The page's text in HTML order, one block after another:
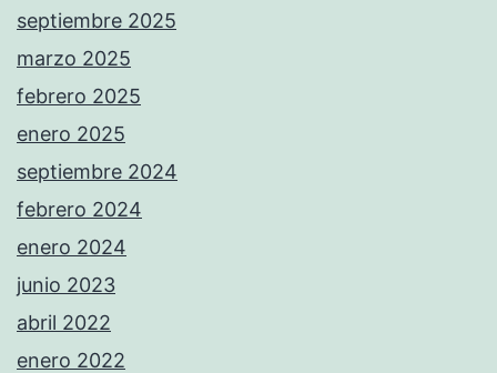
septiembre 2025
marzo 2025
febrero 2025
enero 2025
septiembre 2024
febrero 2024
enero 2024
junio 2023
abril 2022
enero 2022